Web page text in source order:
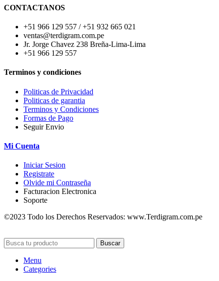
CONTACTANOS
+51 966 129 557 / +51 932 665 021
ventas@terdigram.com.pe
Jr. Jorge Chavez 238 Breña-Lima-Lima
+51 966 129 557
Terminos y condiciones
Politicas de Privacidad
Politicas de garantia
Terminos y Condiciones
Formas de Pago
Seguir Envio
Mi Cuenta
Iniciar Sesion
Registrate
Olvide mi Contraseña
Facturacion Electronica
Soporte
©2023 Todo los Derechos Reservados: www.Terdigram.com.pe
Buscar
Menu
Categories